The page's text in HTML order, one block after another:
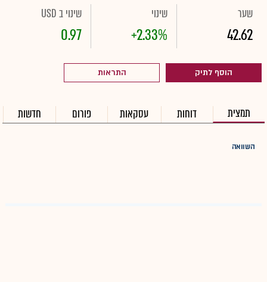
שער
42.62
שינוי
+2.33%
שינוי ב USD
0.97
הוסף לתיק התראות
תמצית דוחות עסקאות פורום חדשות
השוואה